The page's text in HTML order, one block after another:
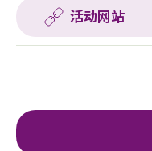
活动网站